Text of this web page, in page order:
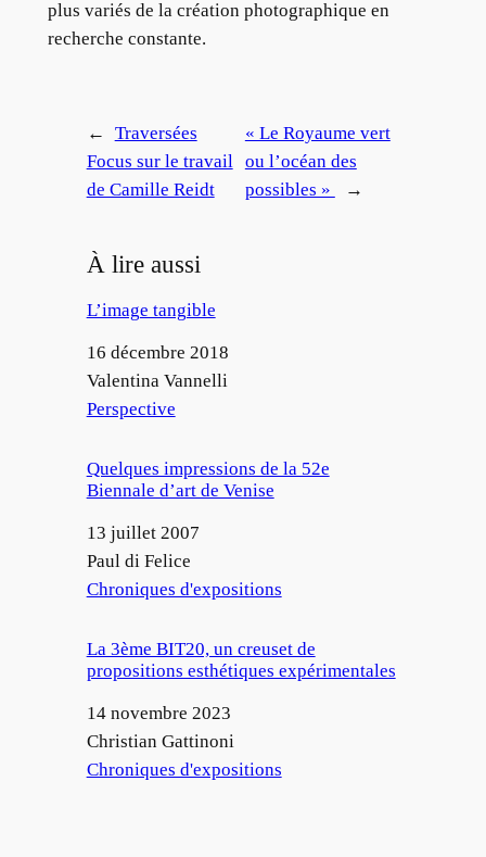
plus variés de la création photographique en
recherche constante.
←
Traversées
Focus sur le travail
de Camille Reidt
« Le Royaume vert
ou l’océan des
possibles »
→
À lire aussi
L’image tangible
Date
16 décembre 2018
Auteur
Valentina Vannelli
Par rapport à
Perspective
Quelques impressions de la 52e
Biennale d’art de Venise
Date
13 juillet 2007
Auteur
Paul di Felice
Par rapport à
Chroniques d'expositions
La 3ème BIT20, un creuset de
propositions esthétiques expérimentales
Date
14 novembre 2023
Auteur
Christian Gattinoni
Par rapport à
Chroniques d'expositions